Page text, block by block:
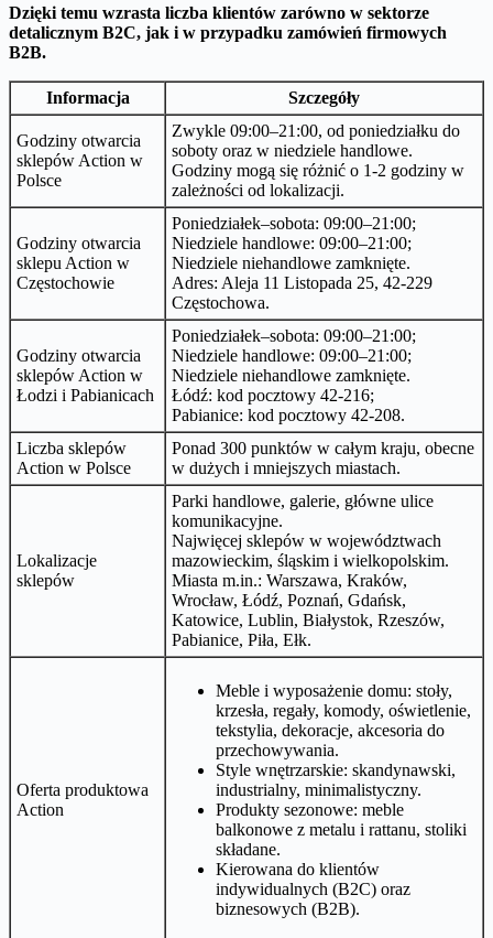
Dzięki temu wzrasta liczba klientów zarówno w sektorze
detalicznym B2C, jak i w przypadku zamówień firmowych
B2B.
Informacja Szczegóły
Godziny otwarcia
sklepów Action w
Polsce
Zwykle 09:00–21:00, od poniedziałku do
soboty oraz w niedziele handlowe.
Godziny mogą się różnić o 1-2 godziny w
zależności od lokalizacji.
Godziny otwarcia
sklepu Action w
Częstochowie
Poniedziałek–sobota: 09:00–21:00;
Niedziele handlowe: 09:00–21:00;
Niedziele niehandlowe zamknięte.
Adres: Aleja 11 Listopada 25, 42-229
Częstochowa.
Godziny otwarcia
sklepów Action w
Łodzi i Pabianicach
Poniedziałek–sobota: 09:00–21:00;
Niedziele handlowe: 09:00–21:00;
Niedziele niehandlowe zamknięte.
Łódź: kod pocztowy 42-216;
Pabianice: kod pocztowy 42-208.
Liczba sklepów
Action w Polsce
Ponad 300 punktów w całym kraju, obecne
w dużych i mniejszych miastach.
Lokalizacje
sklepów
Parki handlowe, galerie, główne ulice
komunikacyjne.
Najwięcej sklepów w województwach
mazowieckim, śląskim i wielkopolskim.
Miasta m.in.: Warszawa, Kraków,
Wrocław, Łódź, Poznań, Gdańsk,
Katowice, Lublin, Białystok, Rzeszów,
Pabianice, Piła, Ełk.
Oferta produktowa
Action
Meble i wyposażenie domu: stoły,
krzesła, regały, komody, oświetlenie,
tekstylia, dekoracje, akcesoria do
przechowywania.
Style wnętrzarskie: skandynawski,
industrialny, minimalistyczny.
Produkty sezonowe: meble
balkonowe z metalu i rattanu, stoliki
składane.
Kierowana do klientów
indywidualnych (B2C) oraz
biznesowych (B2B).